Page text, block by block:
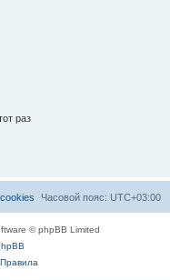
раз
Часовой пояс: UTC+03:00
© phpBB Limited
Правила